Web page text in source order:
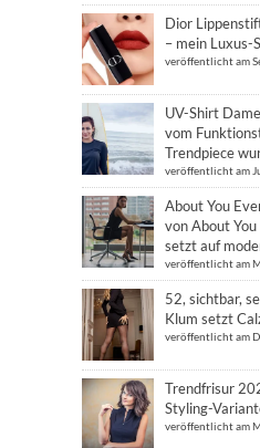
Dior
– mein Luxus-
veröffentlicht am
UV-Shirt
vom
Trendpiece
veröffentlicht am
About You
von About You
setzt auf
veröffentlicht am
52, sichtbar,
Klum setzt
veröffentlicht am
Trendfrisur
Styling-
veröffentlicht am